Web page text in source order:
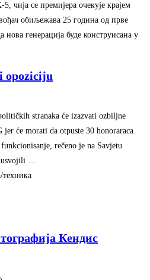
чија се премијера очекује крајем
обиљежава 25 година од прве
генерација буде конструисана у
opoziciju
stranaka će izazvati ozbiljne
će morati da otpuste 30 honoraraca
rečeno je na Savjetu
usvojili …
техника
Кендис